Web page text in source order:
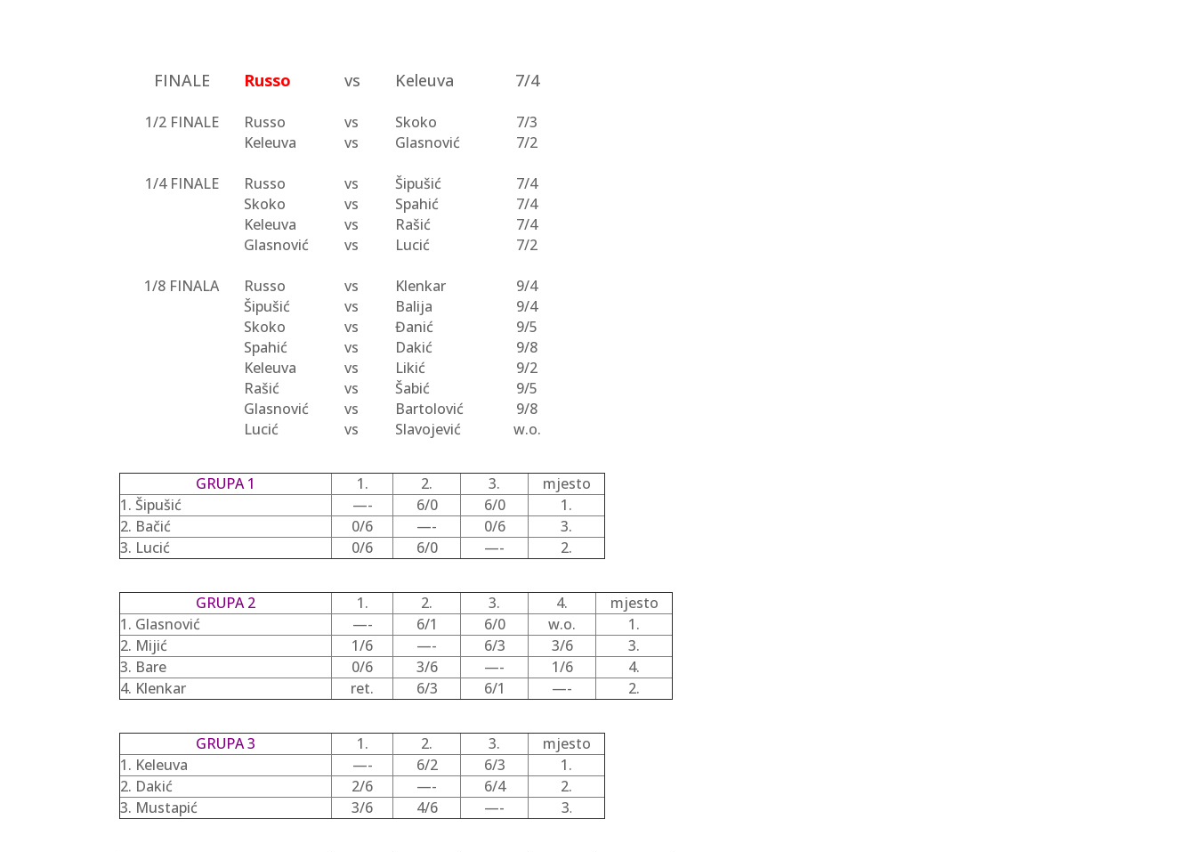
FINALE Russo vs Keleuva 7/4
1/2 FINALE Russo vs Skoko
7/3
Keleuva
vs Glasnović 7/2
1/4 FINALE Russo vs Šipušić
7/4
Skoko
vs Spahić
7/4
Keleuva
vs Rašić
7/4
Glasnović
vs Lucić 7/2
1/8 FINALA Russo vs Klenkar
9/4
Šipušić
vs Balija
9/4
Skoko
vs Đanić
9/5
Spahić
vs Dakić
9/8
Keleuva
vs Likić
9/2
Rašić
vs Šabić
9/5
Glasnović
vs Bartolović
9/8
Lucić
vs Slavojević w.o.
GRUPA 1 1. 2. 3.
mjesto
1. Šipušić
—- 6/0 6/0
1.
2. Bačić
0/6 —- 0/6
3.
3. Lucić
0/6 6/0 —- 2.
GRUPA 2 1. 2. 3. 4.
mjesto
1. Glasnović
—- 6/1 6/0 w.o.
1.
2. Mijić
1/6 —- 6/3 3/6
3.
3. Bare
0/6 3/6 —- 1/6
4.
4. Klenkar
ret. 6/3 6/1 —- 2.
GRUPA 3 1. 2. 3.
mjesto
1. Keleuva
—- 6/2 6/3
1.
2. Dakić
2/6 —- 6/4
2.
3. Mustapić
3/6 4/6 —- 3.